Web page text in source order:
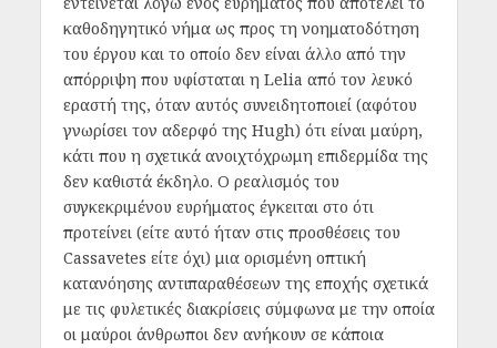
καθοδηγητικό νήμα ως προς τη νοηματοδότηση
του έργου και το οποίο δεν είναι άλλο από την
απόρριψη που υφίσταται η Lelia από τον λευκό
εραστή της, όταν αυτός συνειδητοποιεί (αφότου
γνωρίσει τον αδερφό της Hugh) ότι είναι μαύρη,
κάτι που η σχετικά ανοιχτόχρωμη επιδερμίδα της
δεν καθιστά έκδηλο. Ο ρεαλισμός του
συγκεκριμένου ευρήματος έγκειται στο ότι
προτείνει (είτε αυτό ήταν στις προσθέσεις του
Cassavetes είτε όχι) μια ορισμένη οπτική
κατανόησης αντιπαραθέσεων της εποχής σχετικά
με τις φυλετικές διακρίσεις σύμφωνα με την οποία
οι μαύροι άνθρωποι δεν ανήκουν σε κάποια